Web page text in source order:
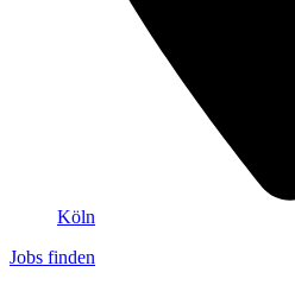
Köln
Jobs finden